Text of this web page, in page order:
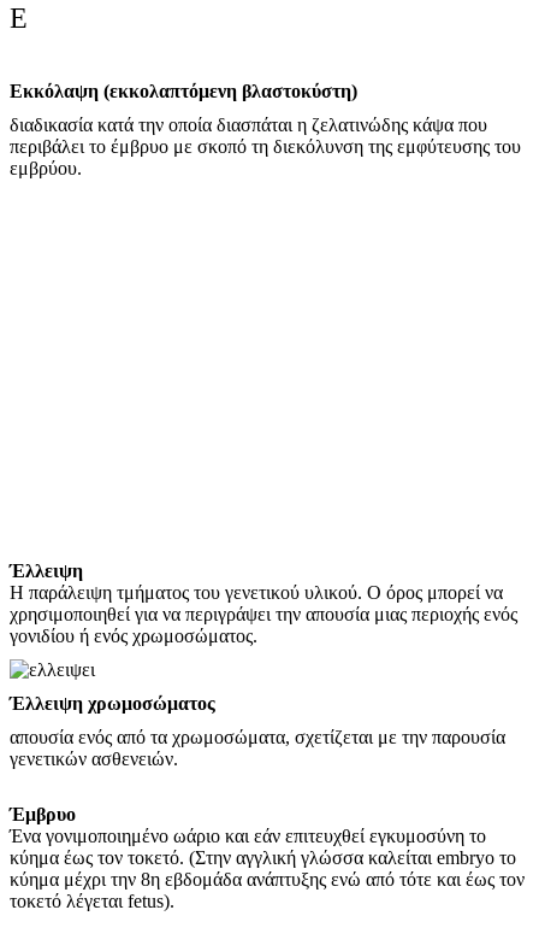
Ε
Εκκόλαψη (εκκολαπτόμενη βλαστοκύστη)
διαδικασία κατά την οποία διασπάται η ζελατινώδης κάψα που
περιβάλει το έμβρυο με σκοπό τη διεκόλυνση της εμφύτευσης του
εμβρύου.
Έλλειψη
Η παράλειψη τμήματος του γενετικού υλικού. Ο όρος μπορεί να
χρησιμοποιηθεί για να περιγράψει την απουσία μιας περιοχής ενός
γονιδίου ή ενός χρωμοσώματος.
Έλλειψη χρωμοσώματος
απουσία ενός από τα χρωμοσώματα, σχετίζεται με την παρουσία
γενετικών ασθενειών.
Έμβρυο
Ένα γονιμοποιημένο ωάριο και εάν επιτευχθεί εγκυμοσύνη το
κύημα έως τον τοκετό. (Στην αγγλική γλώσσα καλείται embryo το
κύημα μέχρι την 8η εβδομάδα ανάπτυξης ενώ από τότε και έως τον
τοκετό λέγεται fetus).